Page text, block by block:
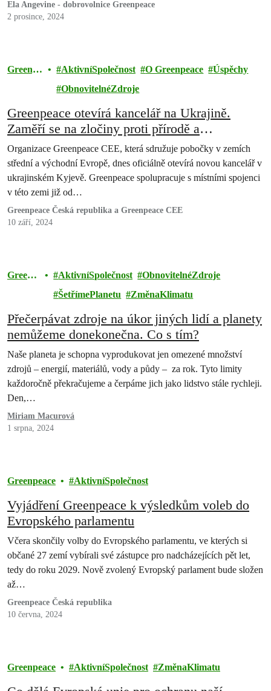
Ela Angevine - dobrovolnice Greenpeace
2 prosince, 2024
Greenpe
AktivníSpolečnost O Greenpeace
Úspěchy
ObnovitelnéZdroje
Greenpeace otevírá kancelář na Ukrajině.
Zaměří se na zločiny proti přírodě a
ekologickou obnovu země
Organizace Greenpeace CEE, která sdružuje pobočky v zemích
střední a východní Evropě, dnes oficiálně otevírá novou kancelář v
ukrajinském Kyjevě. Greenpeace spolupracuje s místními spojenci
v této zemi již od…
Greenpeace Česká republika a Greenpeace CEE
10 září, 2024
Greenp
AktivníSpolečnost
ObnovitelnéZdroje
ŠetřímePlanetu
ZměnaKlimatu
Přečerpávat zdroje na úkor jiných lidí a planety
nemůžeme donekonečna. Co s tím?
Naše planeta je schopna vyprodukovat jen omezené množství
zdrojů – energií, materiálů, vody a půdy – za rok. Tyto limity
každoročně překračujeme a čerpáme jich jako lidstvo stále rychleji.
Den,…
Miriam Macurová
1 srpna, 2024
Greenpeace AktivníSpolečnost
Vyjádření Greenpeace k výsledkům voleb do
Evropského parlamentu
Včera skončily volby do Evropského parlamentu, ve kterých si
občané 27 zemí vybírali své zástupce pro nadcházejících pět let,
tedy do roku 2029. Nově zvolený Evropský parlament bude složen
až…
Greenpeace Česká republika
10 června, 2024
Greenpeace AktivníSpolečnost ZměnaKlimatu